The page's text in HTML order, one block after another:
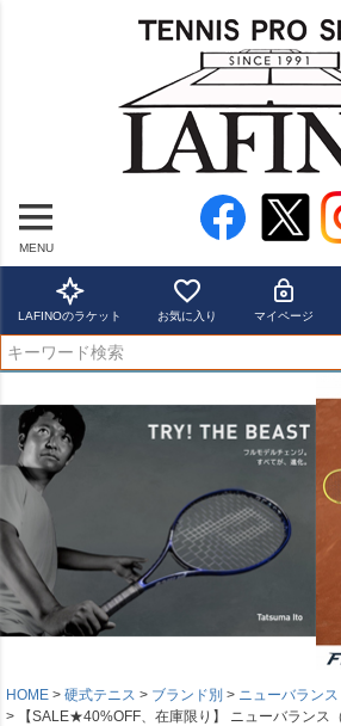
MENU
LAFINOのラケット お気に入り マイページ
HOME 硬式テニス ブランド別
ニューバラン
【SALE★40%OFF、在庫限り】 ニューバランス